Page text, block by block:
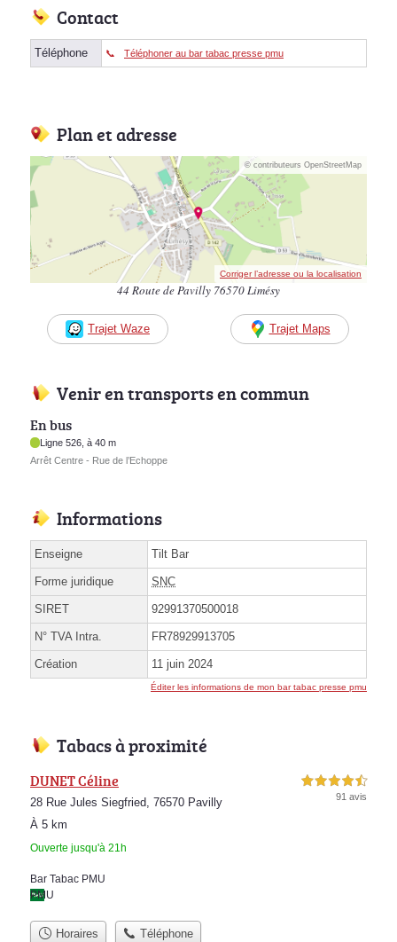
Contact
Téléphone Téléphoner au bar tabac presse pmu
Plan et adresse
© contributeurs OpenStreetMap
Corriger l’adresse ou la localisation
44 Route de Pavilly 76570 Limésy
Trajet Waze Trajet Maps
Venir en transports en commun
En bus
Ligne 526, à 40 m
Arrêt Centre - Rue de l’Echoppe
Informations
Enseigne Tilt Bar
Forme juridique SNC
SIRET 92991370500018
N° TVA Intra. FR78929913705
Création 11 juin 2024
Éditer les informations de mon bar tabac presse pmu
Tabacs à proximité
DUNET Céline
28 Rue Jules Siegfried, 76570 Pavilly
À 5 km
Ouverte jusqu'à 21h
4,5 étoiles sur 5
91 avis
Bar Tabac PMU
PMU
Horaires Téléphone